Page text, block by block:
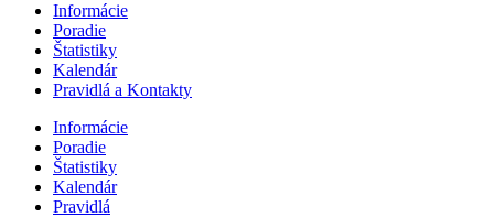
Informácie
Poradie
Štatistiky
Kalendár
Pravidlá a Kontakty
Informácie
Poradie
Štatistiky
Kalendár
Pravidlá